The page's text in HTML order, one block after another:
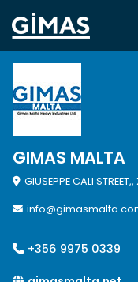
GIMAS MALTA
GIUSEPPE CALI
+356 9975 0339